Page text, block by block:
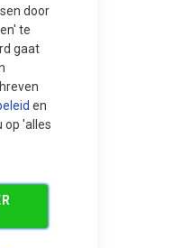
door
te
gaat
en
op 'alles